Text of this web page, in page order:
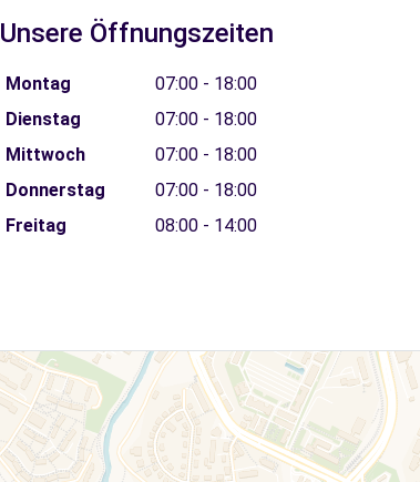
Unsere Öffnungszeiten
Montag
07:00 - 18:00
Dienstag
07:00 - 18:00
Mittwoch
07:00 - 18:00
Donnerstag
07:00 - 18:00
Freitag
08:00 - 14:00